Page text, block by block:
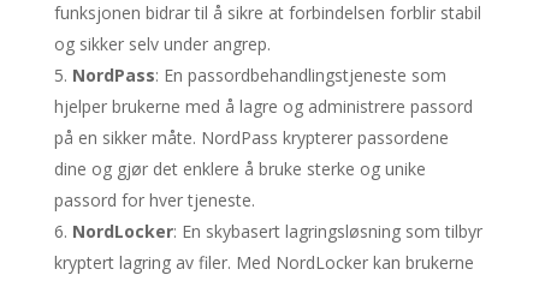
funksjonen bidrar til å sikre at forbindelsen forblir stabil
og sikker selv under angrep.
NordPass: En passordbehandlingstjeneste som
hjelper brukerne med å lagre og administrere passord
på en sikker måte. NordPass krypterer passordene
dine og gjør det enklere å bruke sterke og unike
passord for hver tjeneste.
NordLocker: En skybasert lagringsløsning som tilbyr
kryptert lagring av filer. Med NordLocker kan brukerne